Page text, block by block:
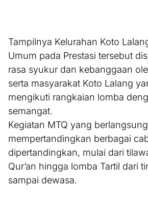
Tampilnya Kelurahan Koto
Umum pada Prestasi tersebut
rasa syukur dan kebanggaan
serta masyarakat Koto Lalang
mengikuti rangkaian lomba
semangat.
Kegiatan MTQ yang
mempertandingkan berbagai
dipertandingkan, mulai dari
Qur’an hingga lomba Tartil dari
sampai dewasa.